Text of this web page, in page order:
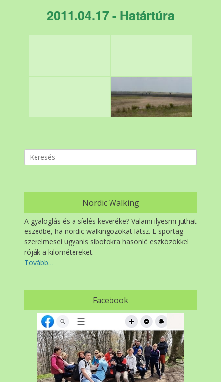
2011.04.17 - Határtúra
Search
for:
Nordic Walking
A gyaloglás és a síelés keveréke? Valami ilyesmi juthat
eszedbe, ha nordic walkingozókat látsz. E sportág
szerelmesei ugyanis síbotokra hasonló eszközökkel
róják a kilométereket.
Tovább…
Facebook